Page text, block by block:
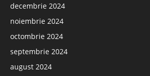
decembrie 2024
noiembrie 2024
octombrie 2024
septembrie 2024
august 2024